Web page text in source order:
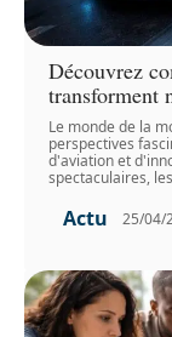
Découvrez
transforment
Le monde de la
perspectives
d'aviation et
spectaculaires,
Actu 25/04/